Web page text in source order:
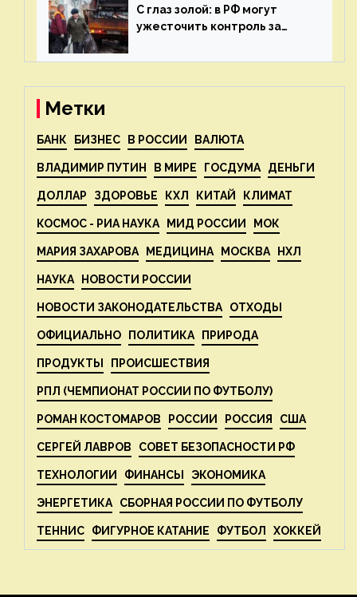
С глаз золой: в РФ могут
ужесточить контроль за
— новости экологии на
Метки
БАНК БИЗНЕС В РОССИИ ВАЛЮТА
ВЛАДИМИР ПУТИН В МИРЕ ГОСДУМА ДЕНЬГИ
ДОЛЛАР ЗДОРОВЬЕ КХЛ КИТАЙ КЛИМАТ
КОСМОС - РИА НАУКА МИД РОССИИ МОК
МАРИЯ ЗАХАРОВА МЕДИЦИНА МОСКВА НХЛ
НАУКА НОВОСТИ РОССИИ
НОВОСТИ ЗАКОНОДАТЕЛЬСТВА ОТХОДЫ
ОФИЦИАЛЬНО ПОЛИТИКА ПРИРОДА
ПРОДУКТЫ ПРОИСШЕСТВИЯ
РПЛ (ЧЕМПИОНАТ РОССИИ ПО ФУТБОЛУ)
РОМАН КОСТОМАРОВ РОССИИ РОССИЯ США
СЕРГЕЙ ЛАВРОВ СОВЕТ БЕЗОПАСНОСТИ РФ
ТЕХНОЛОГИИ ФИНАНСЫ ЭКОНОМИКА
ЭНЕРГЕТИКА СБОРНАЯ РОССИИ ПО ФУТБОЛУ
ТЕННИС ФИГУРНОЕ КАТАНИЕ ФУТБОЛ ХОККЕЙ